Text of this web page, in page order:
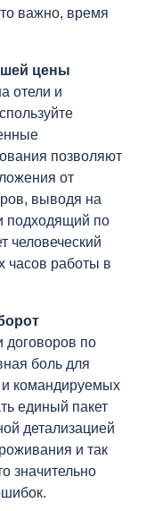
важно, время
цены
отели и
позволяют
от
выводя на
подходящий по
человеческий
часов работы в
договоров по
боль для
и командируемых
единый пакет
детализацией
и так
значительно